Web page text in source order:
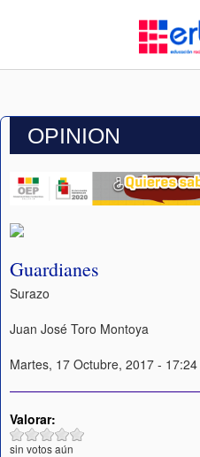
OPINION
Guardianes
Surazo
Juan José Toro Montoya
Martes, 17 Octubre, 2017 - 17:24
Valorar:
sin votos aún